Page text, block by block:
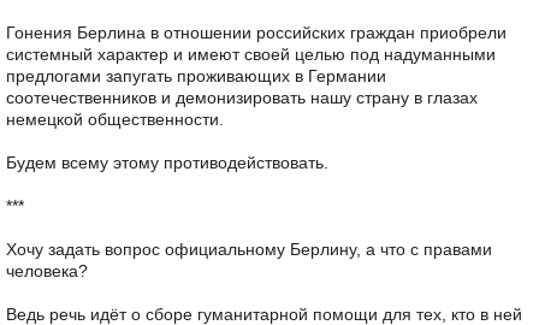
Гонения Берлина в отношении российских граждан приобрели
системный характер и имеют своей целью под надуманными
предлогами запугать проживающих в Германии
соотечественников и демонизировать нашу страну в глазах
немецкой общественности.
Будем всему этому противодействовать.
***
Хочу задать вопрос официальному Берлину, а что с правами
человека?
Ведь речь идёт о сборе гуманитарной помощи для тех, кто в ней